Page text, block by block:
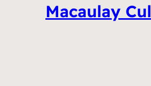
Macaulay